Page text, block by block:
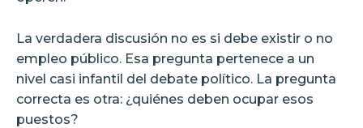
La verdadera discusión no es si debe existir o no
empleo público. Esa pregunta pertenece a un
nivel casi infantil del debate político. La pregunta
correcta es otra: ¿quiénes deben ocupar esos
puestos?